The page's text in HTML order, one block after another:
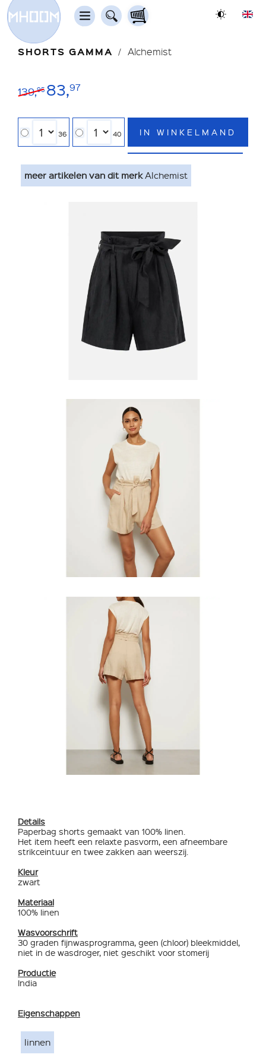
SHORTS GAMMA Alchemist
139,95 83,97
36 40 IN WINKELMAND
meer artikelen van dit merkAlchemist
Details
Paperbag shorts gemaakt van 100% linen.
Het item heeft een relaxte pasvorm, een afneembare
strikceintuur en twee zakken aan weerszij.
Kleur
zwart
Materiaal
100% linen
Wasvoorschrift
30 graden fijnwasprogramma, geen (chloor) bleekmiddel,
niet in de wasdroger, niet geschikt voor stomerij
Productie
India
Eigenschappen
linnen